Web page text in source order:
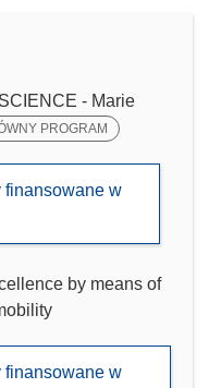
- Marie
PROGRAM
finansowane w
by means of
finansowane w